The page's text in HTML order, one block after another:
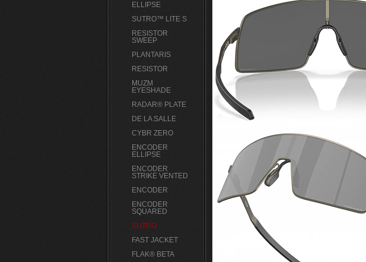
ELLIPSE
SUTRO™ LITE S
RESISTOR
SWEEP
PLANTARIS
RESISTOR
MUZM
EYESHADE
RADAR® PLATE​
DE LA SALLE
CYBR ZERO
ENCODER
ELLIPSE
ENCODER
STRIKE VENTED
ENCODER
ENCODER
SQUARED
SUTRO
FAST JACKET
FLAK® BETA